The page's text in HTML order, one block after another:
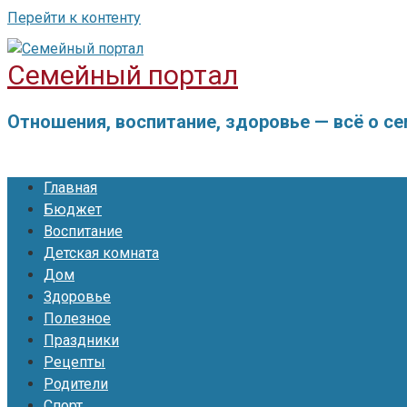
Перейти к контенту
Семейный портал
Отношения, воспитание, здоровье — всё о
Главная
Бюджет
Воспитание
Детская комната
Дом
Здоровье
Полезное
Праздники
Рецепты
Родители